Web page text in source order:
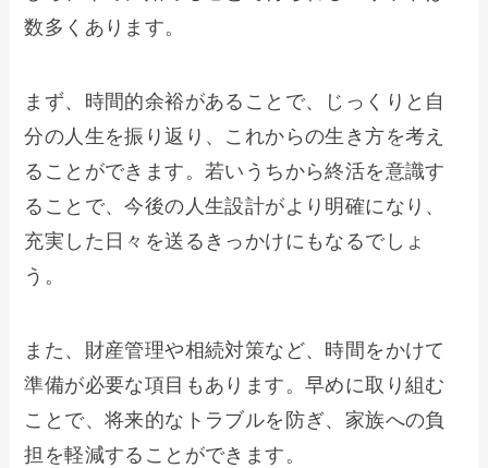
数多くあります。
まず、時間的余裕があることで、じっくりと自
分の人生を振り返り、これからの生き方を考え
ることができます。若いうちから終活を意識す
ることで、今後の人生設計がより明確になり、
充実した日々を送るきっかけにもなるでしょ
う。
また、財産管理や相続対策など、時間をかけて
準備が必要な項目もあります。早めに取り組む
ことで、将来的なトラブルを防ぎ、家族への負
担を軽減することができます。